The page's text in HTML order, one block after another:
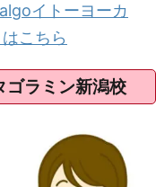
イトーヨーカ
こちら
ゴラミン新潟校